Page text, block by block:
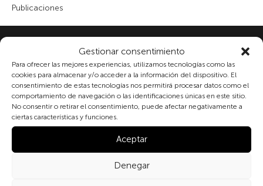
Gestionar consentimiento
Para ofrecer las mejores experiencias, utilizamos tecnologías como las
cookies para almacenar y/o acceder a la información del dispositivo. El
consentimiento de estas tecnologías nos permitirá procesar datos como el
comportamiento de navegación o las identificaciones únicas en este sitio.
No consentir o retirar el consentimiento, puede afectar negativamente a
ciertas características y funciones.
Aceptar
Denegar
Publicaciones
Suscribete a nuestra newsletter
Al marcar la casilla y enviar este formulario, usted
consiente expresamente el tratamiento de sus datos
personales conforme a la normativa vigente en
particular, de acuerdo con lo dispuesto en el
del Consejo de 27 de abril de 2016 (RGPD) y la Ley